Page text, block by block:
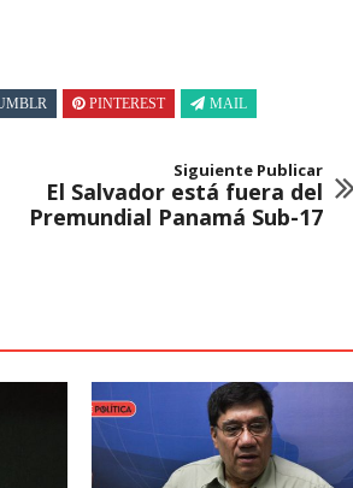
PINTEREST MAIL
Siguiente Publicar
El Salvador está fuera del
Premundial Panamá Sub-17